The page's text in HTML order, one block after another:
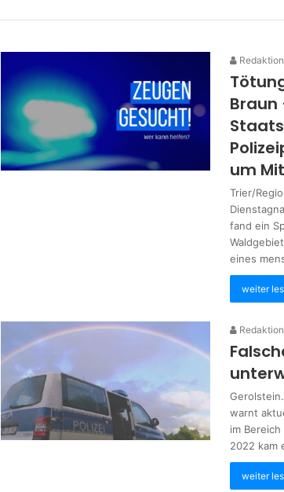
Redaktion
Braun
um
Trier/
fand ein
eines
weiter
Redaktion
warnt
im
2022 kam
weiter